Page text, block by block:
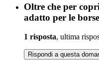
Oltre che per
adatto per le
1 risposta, ultima
Rispondi a questa